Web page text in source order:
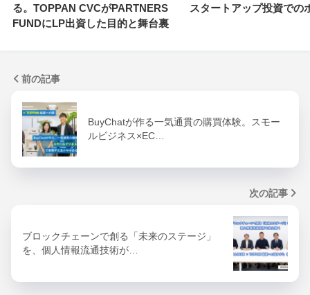
る。TOPPAN CVCがPARTNERS
FUNDにLP出資した目的と舞台裏
スタートアップ投資での
前の記事
BuyChatが作る一気通貫の購買体験。スモー
ルビジネス×EC…
次の記事
ブロックチェーンで創る「未来のステージ」
を、個人情報流通技術が…